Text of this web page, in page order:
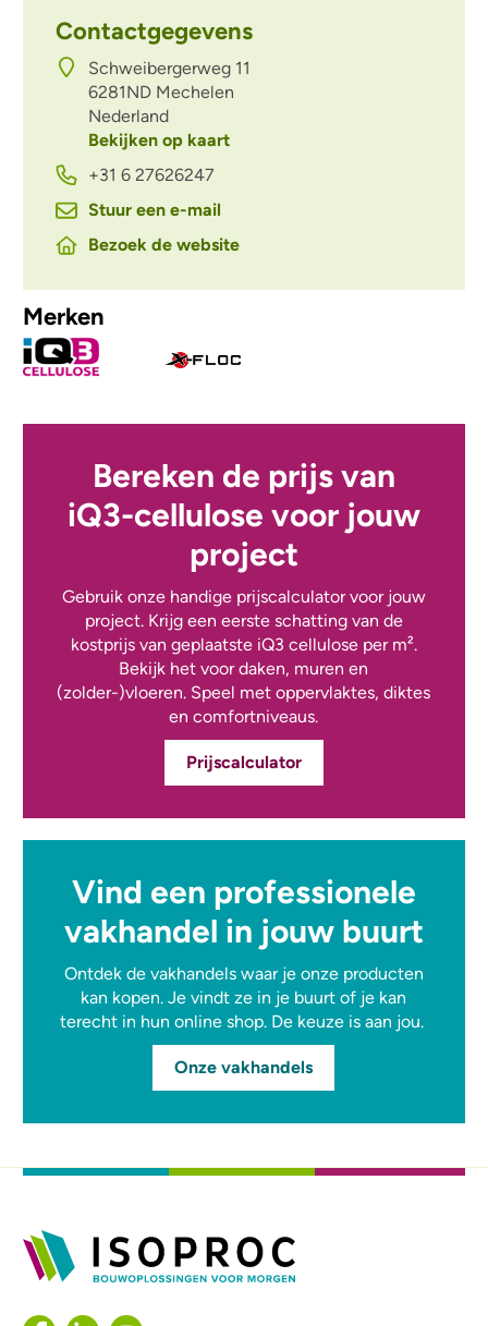
Contactgegevens
Schweibergerweg 11
6281ND Mechelen
Nederland
Bekijken op kaart
+31 6 27626247
Stuur een e-mail
Bezoek de website
Merken
Bereken de prijs van
iQ3-cellulose voor jouw
project
Gebruik onze handige prijscalculator voor jouw
project. Krijg een eerste schatting van de
kostprijs van geplaatste iQ3 cellulose per m².
Bekijk het voor daken, muren en
(zolder-)vloeren. Speel met oppervlaktes, diktes
en comfortniveaus.
Prijscalculator
Vind een professionele
vakhandel in jouw buurt
Ontdek de vakhandels waar je onze producten
kan kopen. Je vindt ze in je buurt of je kan
terecht in hun online shop. De keuze is aan jou.
Onze vakhandels